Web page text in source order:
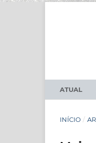
ATUAL
INÍCIO /